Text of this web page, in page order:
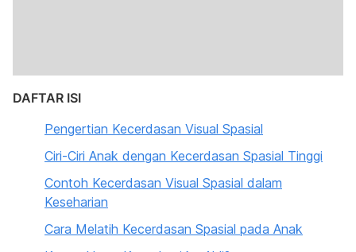
DAFTAR ISI
Pengertian Kecerdasan Visual Spasial
Ciri-Ciri Anak dengan Kecerdasan Spasial Tinggi
Contoh Kecerdasan Visual Spasial dalam
Keseharian
Cara Melatih Kecerdasan Spasial pada Anak